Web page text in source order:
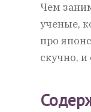
Чем
ученые,
про
скучно,